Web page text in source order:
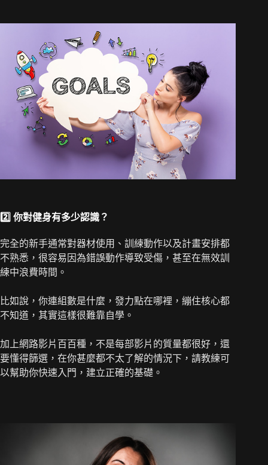
2️⃣ 你對健身有多少認識？
完全的新手通常對器材使用、訓練動作以及計畫安排都
不熟悉，很容易因為錯誤動作導致受傷，甚至在無效訓
練中浪費時間。
比如說，你連組數是什麼，發力點在哪裡，繃住核心都
不知道，其實這樣很難靠自學。
加上網路影片百百種，不是每部影片的質量都很好，還
要懂得篩選，在你甚麼都不太了解的情況下，請教練可
以幫助你快速入門，建立正確的基礎。